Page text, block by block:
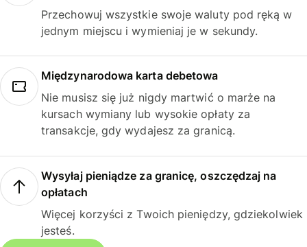
Przechowuj wszystkie swoje waluty pod ręką w
jednym miejscu i wymieniaj je w sekundy.
Międzynarodowa karta debetowa
Nie musisz się już nigdy martwić o marże na
kursach wymiany lub wysokie opłaty za
transakcje, gdy wydajesz za granicą.
Wysyłaj pieniądze za granicę, oszczędzaj na
opłatach
Więcej korzyści z Twoich pieniędzy, gdziekolwiek
jesteś.